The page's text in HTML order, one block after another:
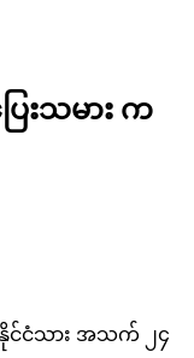
ေးသမား က
နိုင်ငံသား အသက် ၂၄